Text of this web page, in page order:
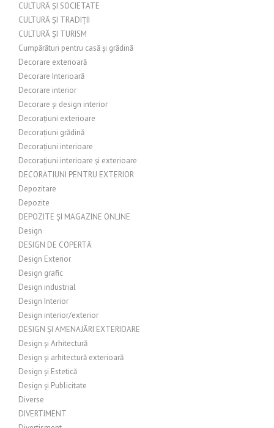
CULTURĂ ȘI SOCIETATE
CULTURĂ ȘI TRADIȚII
CULTURĂ ȘI TURISM
Cumpărături pentru casă și grădină
Decorare exterioară
Decorare Interioară
Decorare interior
Decorare și design interior
Decorațiuni exterioare
Decorațiuni grădină
Decorațiuni interioare
Decorațiuni interioare și exterioare
DECORATIUNI PENTRU EXTERIOR
Depozitare
Depozite
DEPOZITE ȘI MAGAZINE ONLINE
Design
DESIGN DE COPERTĂ
Design Exterior
Design grafic
Design industrial
Design Interior
Design interior/exterior
DESIGN ȘI AMENAJĂRI EXTERIOARE
Design și Arhitectură
Design și arhitectură exterioară
Design și Estetică
Design și Publicitate
Diverse
DIVERTIMENT